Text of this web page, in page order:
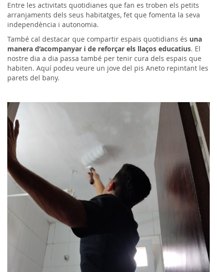
Entre les activitats quotidianes que fan es troben els petits
arranjaments dels seus habitatges, fet que fomenta la seva
independència i autonomia.
També cal destacar que compartir espais quotidians és una
manera d’acompanyar i de reforçar els llaços educatius. El
nostre dia a dia passa també per tenir cura dels espais que
habiten. Aquí podeu veure un jove del pis Aneto repintant les
parets del bany.